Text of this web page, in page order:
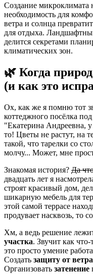
Создание микроклимата
необходимость для
ветра и солнца
для отдыха.
делится секретами
климатических зон.
🌿 Когда
(и как это
Ох, как же я помню тот
коттеджного посёлка
"Екатерина Андреевна,
то! Цветы не растут, на
такой, что тарелки со
молчу... Может, мне
Знакомая история? Да
двадцать лет я
строят красивый дом,
шикарную мебель для
этой самой террасе
продувает насквозь, то
Хм, а ведь решение
участка. Звучит как
это просто умение
Создать защиту от ветра
Организовать затенение